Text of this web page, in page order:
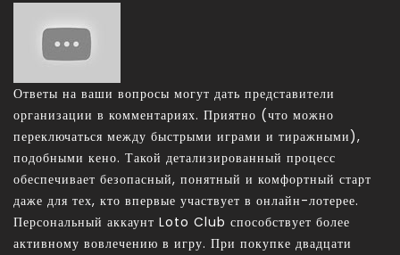
Ответы на ваши вопросы могут дать представители
организации в комментариях. Приятно (что можно
переключаться между быстрыми играми и тиражными),
подобными кено. Такой детализированный процесс
обеспечивает безопасный, понятный и комфортный старт
даже для тех, кто впервые участвует в онлайн-лотерее.
Персональный аккаунт Loto Club способствует более
активному вовлечению в игру. При покупке двадцати